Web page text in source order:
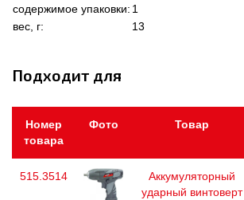
содержимое упаковки: 1
вес, г:
13
Подходит для
Номер
товара
Фото Товар
515.3514
Аккумуляторный
ударный винтоверт